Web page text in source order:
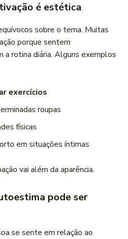
é estética
sobre o tema. Muitas
porque sentem
a rotina diária. Alguns exemplos
exercícios
roupas
físicas
em situações íntimas
vai além da aparência.
pode ser
se sente em relação ao